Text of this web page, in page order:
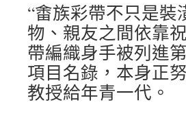
“畬族彩帶不只是
物、親友之間依靠
帶編織身手被列進
項目名錄，本身正
教授給年青一代。